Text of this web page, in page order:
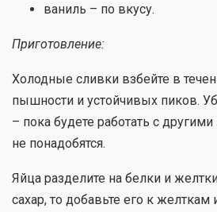
ваниль – по вкусу.
Приготовление:
Холодные сливки взбейте в
пышности и устойчивых пиков.
– пока будете работать с
не понадобятся.
Яйца разделите на белки и
сахар, то добавьте его к